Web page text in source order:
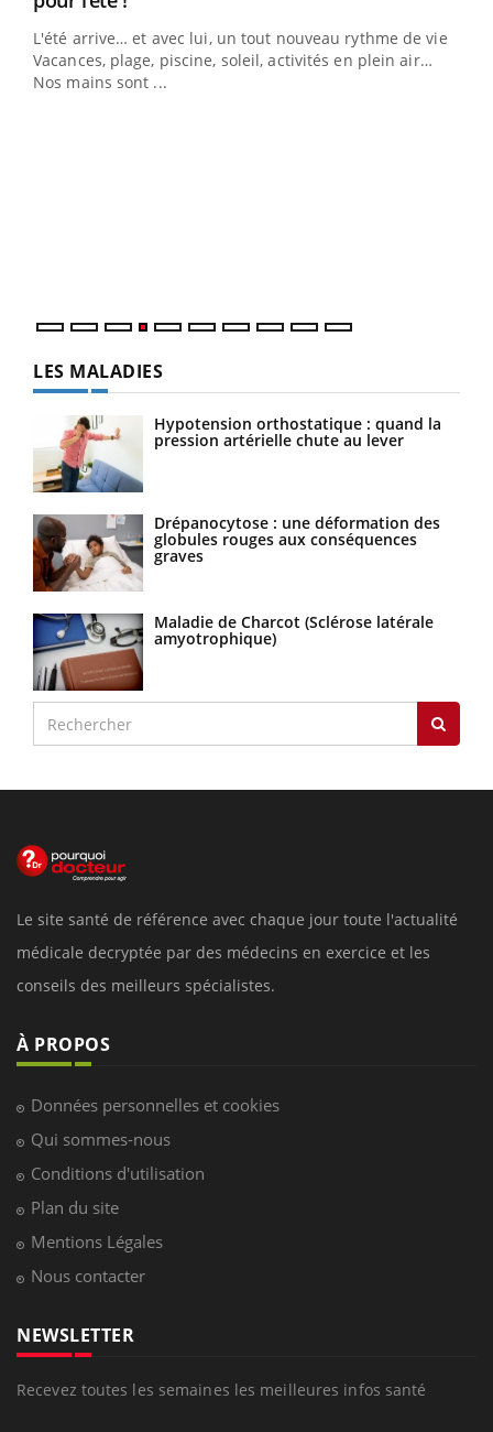
L'été arrive… et avec lui, un tout nouveau rythme de vie !
Vacances, plage, piscine, soleil, activités en plein air…
Nos mains sont ...
LES MALADIES
Hypotension orthostatique : quand la
pression artérielle chute au lever
Drépanocytose : une déformation des
globules rouges aux conséquences
graves
Maladie de Charcot (Sclérose latérale
amyotrophique)
Le site santé de référence avec chaque jour toute l'actualité
médicale decryptée par des médecins en exercice et les
conseils des meilleurs spécialistes.
À PROPOS
Données personnelles et cookies
Qui sommes-nous
Conditions d'utilisation
Plan du site
Mentions Légales
Nous contacter
NEWSLETTER
Recevez toutes les semaines les meilleures infos santé